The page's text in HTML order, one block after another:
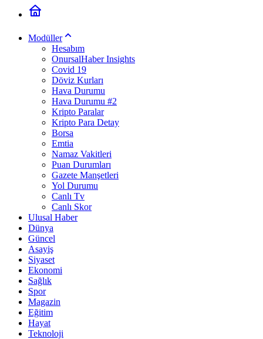
Modüller
Hesabım
OnursalHaber Insights
Covid 19
Döviz Kurları
Hava Durumu
Hava Durumu #2
Kripto Paralar
Kripto Para Detay
Borsa
Emtia
Namaz Vakitleri
Puan Durumları
Gazete Manşetleri
Yol Durumu
Canlı Tv
Canlı Skor
Ulusal Haber
Dünya
Güncel
Asayiş
Siyaset
Ekonomi
Sağlık
Spor
Magazin
Eğitim
Hayat
Teknoloji